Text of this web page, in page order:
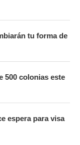
tu forma de
500 colonias este
espera para visa